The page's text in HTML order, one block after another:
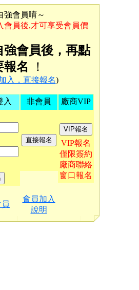
強會員唷～
會員後,才可享受會員價
強會員後，再點
報名 ！
入，直接報名)
入
非會員 廠商VIP
VIP報名
僅限簽約
廠商聯絡
窗口報名
會員加入
說明